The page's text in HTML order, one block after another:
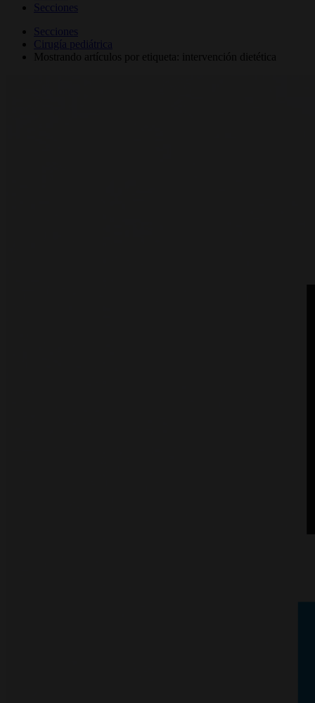
Secciones
Secciones
Cirugía pediátrica
Mostrando artículos por etiqueta: intervención dietética